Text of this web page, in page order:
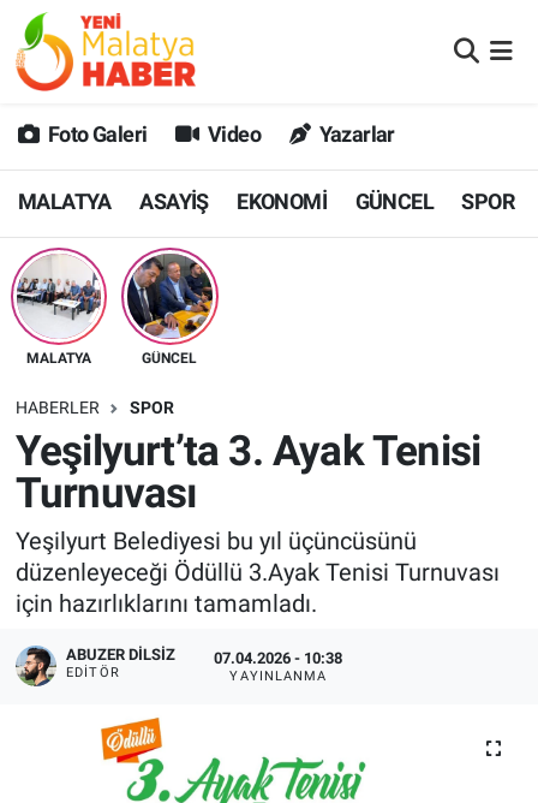
Foto Galeri Video Yazarlar
MALATYA ASAYİŞ EKONOMİ GÜNCEL SPOR
MALATYA GÜNCEL
HABERLER SPOR
Yeşilyurt’ta 3. Ayak Tenisi
Turnuvası
Yeşilyurt Belediyesi bu yıl üçüncüsünü
düzenleyeceği Ödüllü 3.Ayak Tenisi Turnuvası
için hazırlıklarını tamamladı.
ABUZER DILSIZ
EDITÖR
07.04.2026 - 10:38
YAYINLANMA
MALATYA
GÜNCEL
SPOR
SAĞLIK
DİĞER
EKONOMİ
Malatya Nöbetçi Eczaneler
MALATYA Namaz Vakitleri
Malatya Trafik Yoğunluk Haritası
Süper Lig Puan Durumu ve Fikstür
Tüm Manşetler
Son Dakika Haberleri